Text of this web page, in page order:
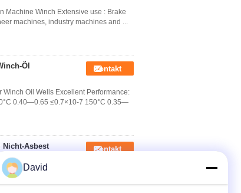
Machine Winch Extensive use : Brake
machines, industry machines and ...
Öl
Kontakt
Oil Wells Excellent Performance:
0.40—0.65 ≤0.7×10-7 150°C 0.35—
Nicht-Asbest
Kontakt
Grinded Various applications :
machines, industry machines
David